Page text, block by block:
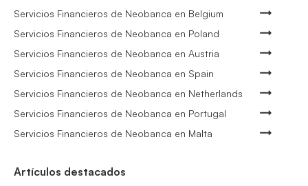
Servicios Financieros de Neobanca en Belgium
Servicios Financieros de Neobanca en Poland
Servicios Financieros de Neobanca en Austria
Servicios Financieros de Neobanca en Spain
Servicios Financieros de Neobanca en Netherlands
Servicios Financieros de Neobanca en Portugal
Servicios Financieros de Neobanca en Malta
Artículos destacados